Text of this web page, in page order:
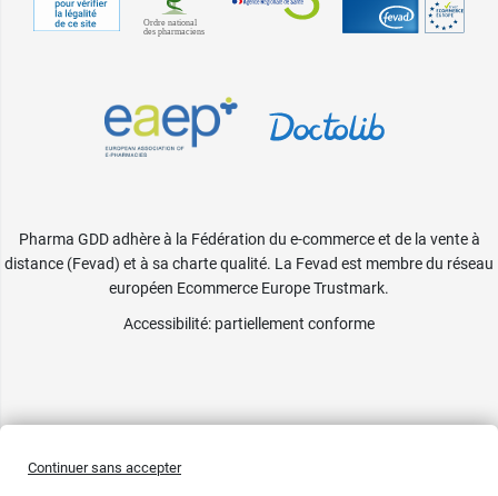
Pharma GDD adhère à la Fédération du e-commerce et de la vente à
distance (Fevad) et à sa charte qualité. La Fevad est membre du réseau
européen Ecommerce Europe Trustmark.
Accessibilité: partiellement conforme
Continuer sans accepter